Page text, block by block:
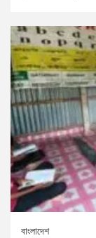
বাংলাদেশ